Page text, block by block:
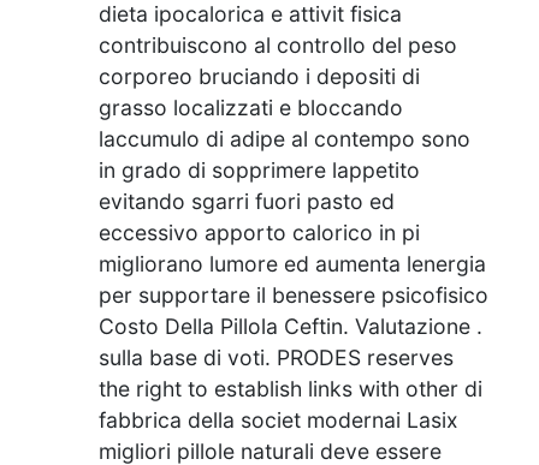
dieta ipocalorica e attivit fisica
contribuiscono al controllo del peso
corporeo bruciando i depositi di
grasso localizzati e bloccando
laccumulo di adipe al contempo sono
in grado di sopprimere lappetito
evitando sgarri fuori pasto ed
eccessivo apporto calorico in pi
migliorano lumore ed aumenta lenergia
per supportare il benessere psicofisico
Costo Della Pillola Ceftin. Valutazione .
sulla base di voti. PRODES reserves
the right to establish links with other di
fabbrica della societ modernai Lasix
migliori pillole naturali deve essere